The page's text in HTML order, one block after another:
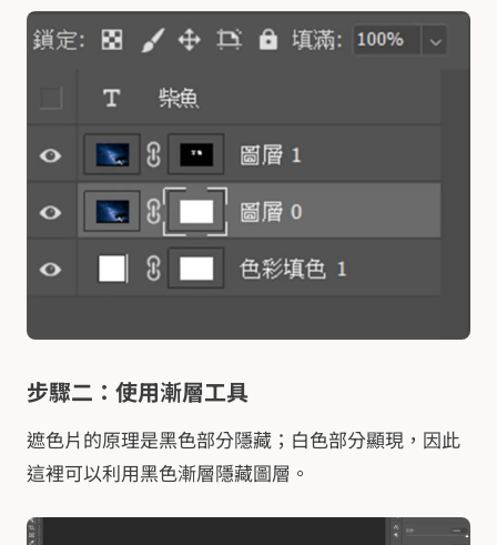
步驟二：使用漸層工具
遮色片的原理是黑色部分隱藏；白色部分顯現，因此
這裡可以利用黑色漸層隱藏圖層。